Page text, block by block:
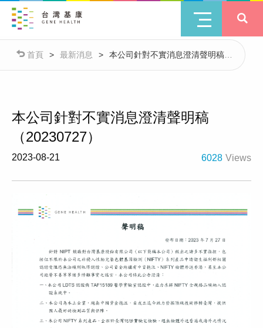
首頁 > 最新消息 >
本公司針對不實消息澄清聲明稿
本公司針對不實消息澄清聲明稿
（20230727）
2023-08-21 6028 Views